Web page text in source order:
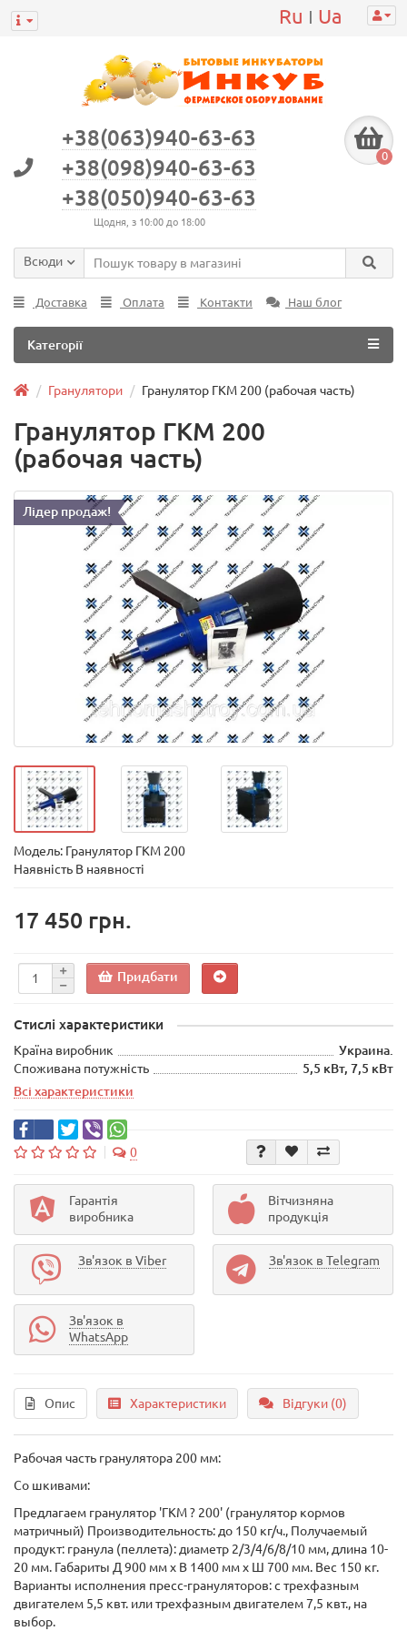
Ru | Ua
+38(063)940-63-63
+38(098)940-63-63
+38(050)940-63-63
Щодня, з 10:00 до 18:00
0
Всюди
Доставка Оплата Контакти Наш блог
Категорії
Гранулятори Гранулятор ГКМ 200 (рабочая часть)
Гранулятор ГКМ 200
(рабочая часть)
Лідер продаж!
Модель: Гранулятор ГКМ 200
Наявність В наявності
17 450 грн.
Придбати
Стислі характеристики
Країна виробник
Украина.
Споживана потужність
5,5 кВт, 7,5 кВт
Всі характеристики
0
Гарантія
виробника
Вітчизняна
продукція
Зв'язок в Viber Зв'язок в Telegram
Зв'язок в
WhatsApp
Опис Характеристики Відгуки (0)
Рабочая часть гранулятора 200 мм:
Со шкивами:
Предлагаем гранулятор 'ГКМ ? 200' (гранулятор кормов
матричный) Производительность: до 150 кг/ч., Получаемый
продукт: гранула (пеллета): диаметр 2/3/4/6/8/10 мм, длина 10-
20 мм. Габариты Д 900 мм х В 1400 мм х Ш 700 мм. Вес 150 кг.
Варианты исполнения пресс-грануляторов: с трехфазным
двигателем 5,5 квт. или трехфазным двигателем 7,5 квт., на
выбор.